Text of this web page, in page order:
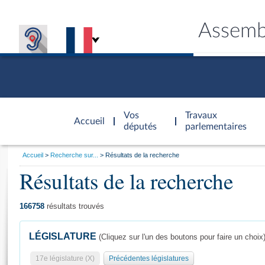
Accueil
d'accueil
Vos
députés
Travaux
parlementaires
Général
Vous
Accueil Recherche sur... Résultats de la recherche
Résultats de la recherche
166758 résultats trouvés
LÉGISLATURE (Cliquez sur l'un des boutons pour faire un choix)
17e législature (X) Précédentes législatures